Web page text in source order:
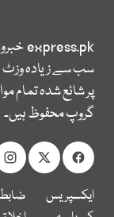
express.pk
سب سے زیادہ
پر شائع شدہ تمام
گروپ محفوظ ہیں۔
ایکسپریس